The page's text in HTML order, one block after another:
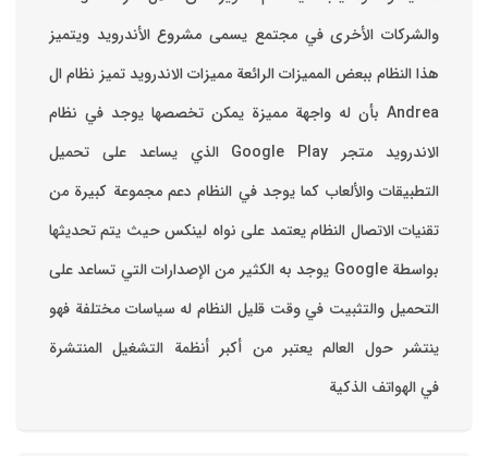
والشركات الأخرى في مجتمع يسمى مشروع الأندرويد ويتميز
هذا النظام ببعض المميزات الرائعة ‏مميزات الاندرويد ‏تميز نظام ال
Andrea بأن له واجهة مميزة يمكن تخصصها ‏يوجد في نظام
الاندرويد متجر Google Play الذي يساعد على تحميل
التطبيقات والألعاب ‏كما يوجد في النظام دعم مجموعة كبيرة من
تقنيات الاتصال ‏النظام يعتمد على نواه لينكس حيث يتم تحديثها
بواسطة ‫Google‬ ‏يوجد به الكثير من الإصدارات التي تساعد على
التحميل والتثبيت في وقت قليل ‏النظام له سياسات مختلفة فهو
ينتشر حول العالم يعتبر من أكبر أنظمة التشغيل المنتشرة
في الهواتف الذكية